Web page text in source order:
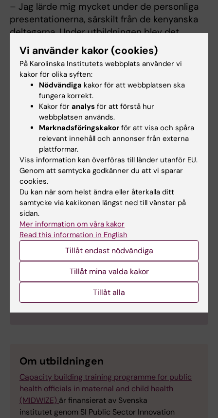
– Jag lärde mig mycket under de personliga
presentationerna, särskilt från de kenyanska
deltagarna. Under utbildningen blev det
tydligt att vi alla står inför liknande utmaningar
och kan lära av varandra, säger hon.
Dessa insikter inspirerade henne och har
blivit till en drivkraft i vardagen.
– Utbildningen var mycket intressant och gav
mig en rad verktyg att använda i mitt yrke.
Därför rekommenderar jag verkligen den till
andra som vill bidra till att bygga upp en
bättre hälso- och sjukvård, säger Tiwonge
Gondwe-Mwangonde.
Tiwonge Gondwe-Mwangonde
Familj:Man och två söner, fyra och sju år gamla.
Bor:
Fritidsintressen:Tränar gärna på gym och spelar
volleyboll. Gillar att dansa och umgås med vänner
Om utbildningen
Capacity building training programme for public
health officials in maternal and child health
(MIDWIZE) är finansierat av Svenska
institutet genom SI Public Sector Innovation
Vi använder kakor (cookies)
På Karolinska Institutets webbplats använder vi
kakor för olika syften:
Nödvändiga kakor för att webbplatsen ska
fungera korrekt.
Kakor för analys för att förstå hur
webbplatsen används.
Marknadsföringskakor för att visa och spåra
relevant innehåll och annonser från externa
plattformar.
Viss information kan överföras till länder utanför EU.
Genom att samtycka godkänner du att vi sparar
cookies.
Du kan när som helst ändra eller återkalla ditt
samtycke via kakikonen längst ned till vänster på
sidan.
Mer information om våra kakor
Read this information in English
Tillåt endast nödvändiga
Tillåt mina valda kakor
Tillåt alla